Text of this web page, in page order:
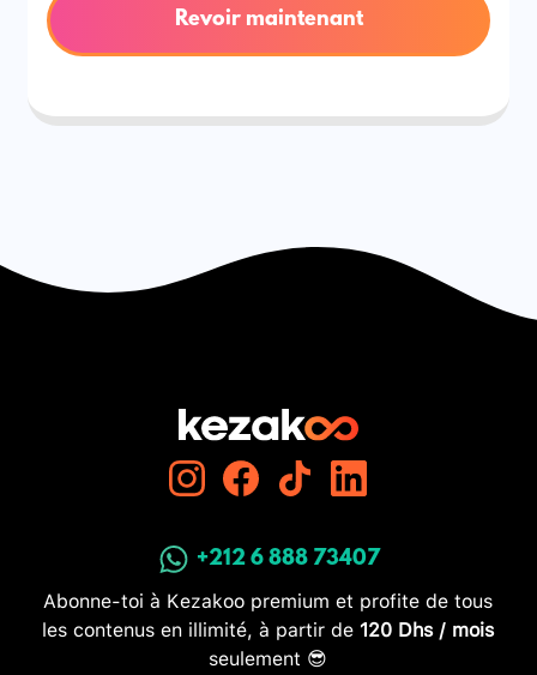
Revoir maintenant
+212 6 888 73407
Abonne-toi à Kezakoo premium et profite de tous
les contenus en illimité, à partir de 120 Dhs / mois
seulement 😎